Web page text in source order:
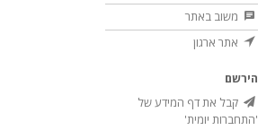
משוב באתר
אתר ארגון
הירשם
קבל את דף המידע של
'התחברות יומית'